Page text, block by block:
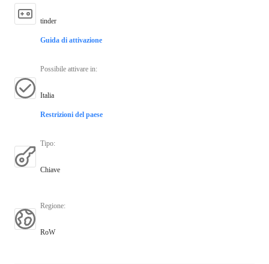
tinder
Guida di attivazione
Possibile attivare in:
Italia
Restrizioni del paese
Tipo:
Chiave
Regione:
RoW